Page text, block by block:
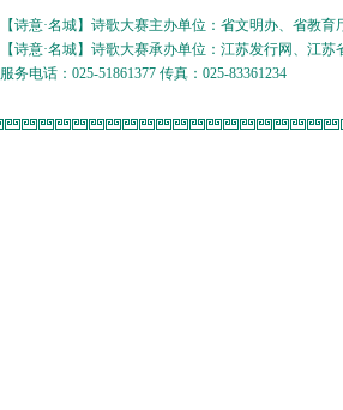
【诗意·名城】诗歌大赛主办单位：省文明办、省教
【诗意·名城】诗歌大赛承办单位：江苏发行网、江
服务电话：025-51861377 传真：025-83361234